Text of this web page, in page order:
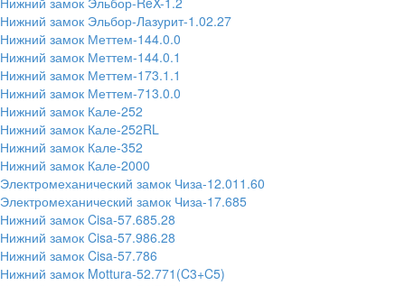
Нижний замок Эльбор-Лазурит-1.02.27
Нижний замок Меттем-144.0.0
Нижний замок Меттем-144.0.1
Нижний замок Меттем-173.1.1
Нижний замок Меттем-713.0.0
Нижний замок Кале-252
Нижний замок Кале-252RL
Нижний замок Кале-352
Нижний замок Кале-2000
Электромеханический замок Чиза-12.011.60
Электромеханический замок Чиза-17.685
Нижний замок Cisa-57.685.28
Нижний замок Cisa-57.986.28
Нижний замок Cisa-57.786
Нижний замок Mottura-52.771(C3+C5)